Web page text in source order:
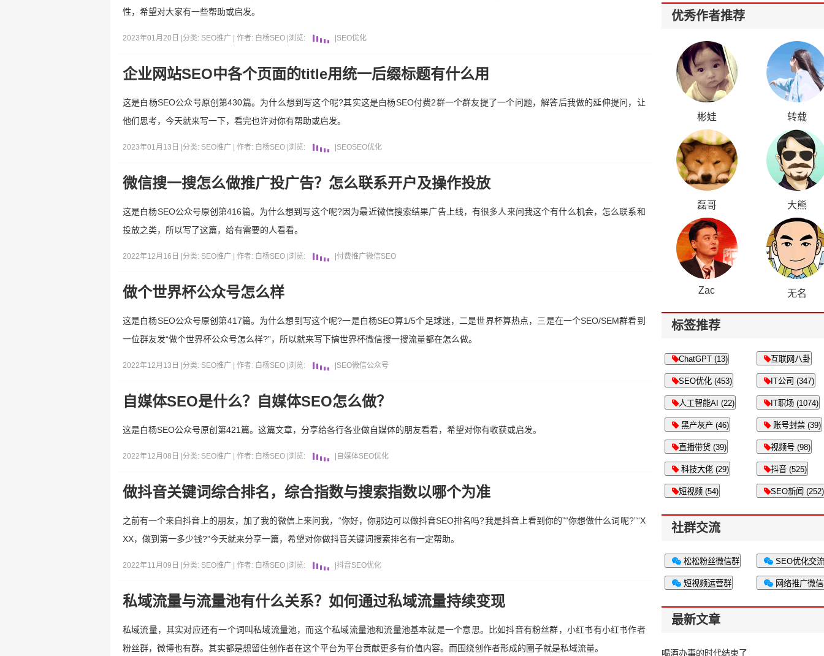
性，希望对大家有一些帮助或启发。
2023年01月20日 | 分类: SEO推广 | 作者: 白杨SEO 浏览: SEO优化
企业网站SEO中各个页面的title用统一后缀标题有什么用
这是白杨SEO公众号原创第430篇。为什么想到写这个呢?其实这是白杨SEO付费2群一个群友提了一个问题，解答后我做的延伸提问，让
他们思考，今天就来写一下，看完也许对你有帮助或启发。
2023年01月13日 | 分类: SEO推广 | 作者: 白杨SEO 浏览: SEOSEO优化
微信搜一搜怎么做推广投广告？怎么联系开户及操作投放
这是白杨SEO公众号原创第416篇。为什么想到写这个呢?因为最近微信搜索结果广告上线，有很多人来问我这个有什么机会，怎么联系和
投放之类，所以写了这篇，给有需要的人看看。
2022年12月16日 | 分类: SEO推广 | 作者: 白杨SEO 浏览: 付费推广微信SEO
做个世界杯公众号怎么样
这是白杨SEO公众号原创第417篇。为什么想到写这个呢?一是白杨SEO算1/5个足球迷，二是世界杯算热点，三是在一个SEO/SEM群看到
一位群友发“做个世界杯公众号怎么样?”，所以就来写下搞世界杯微信搜一搜流量都在怎么做。
2022年12月13日 | 分类: SEO推广 | 作者: 白杨SEO 浏览: SEO微信公众号
自媒体SEO是什么？自媒体SEO怎么做？
这是白杨SEO公众号原创第421篇。这篇文章，分享给各行各业做自媒体的朋友看看，希望对你有收获或启发。
2022年12月08日 | 分类: SEO推广 | 作者: 白杨SEO 浏览: 自媒体SEO优化
做抖音关键词综合排名，综合指数与搜索指数以哪个为准
之前有一个来自抖音上的朋友，加了我的微信上来问我，“你好，你那边可以做抖音SEO排名吗?我是抖音上看到你的”“你想做什么词呢?”“X
XX，做到第一多少钱?”今天就来分享一篇，希望对你做抖音关键词搜索排名有一定帮助。
2022年11月09日 | 分类: SEO推广 | 作者: 白杨SEO 浏览: 抖音SEO优化
私域流量与流量池有什么关系？如何通过私域流量持续变现
私域流量，其实对应还有一个词叫私域流量池，而这个私域流量池和流量池基本就是一个意思。比如抖音有粉丝群，小红书有小红书作者
粉丝群，微博也有群。其实都是想留住创作者在这个平台为平台贡献更多有价值内容。而围绕创作者形成的圈子就是私域流量。
优秀作者推荐
彬娃 转载
磊哥 大熊
Zac 无名
标签推荐
ChatGPT (13) 互联网八卦
SEO优化 (453) IT公司 (347)
人工智能AI (22) IT职场 (1074)
黑产灰产 (46) 账号封禁 (39)
直播带货 (39) 视频号 (98)
科技大佬 (29) 抖音 (525)
短视频 (54) SEO新闻 (252)
社群交流
松松粉丝微信群 SEO优化交
短视频运营群 网络推广微
最新文章
喝酒办事的时代结束了